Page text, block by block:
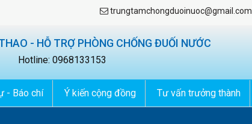
ĐUỐI NƯỚC trungtamchongduoinuoc@gmail.com
- HỖ TRỢ PHÒNG CHỐNG ĐUỐI NƯỚC
Hotline: 0968133153
- Báo chí Ý kiến cộng đồng Tư vấn trưởng thành